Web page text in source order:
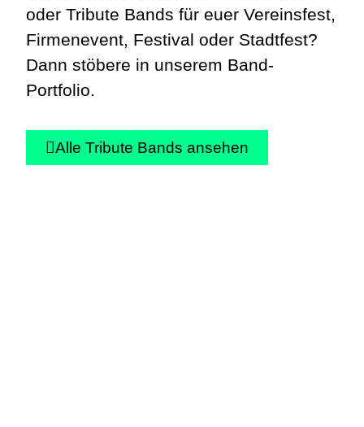
oder Tribute Bands für euer Vereinsfest,
Firmenevent, Festival oder Stadtfest?
Dann stöbere in unserem Band-
Portfolio.
Alle Tribute Bands ansehen